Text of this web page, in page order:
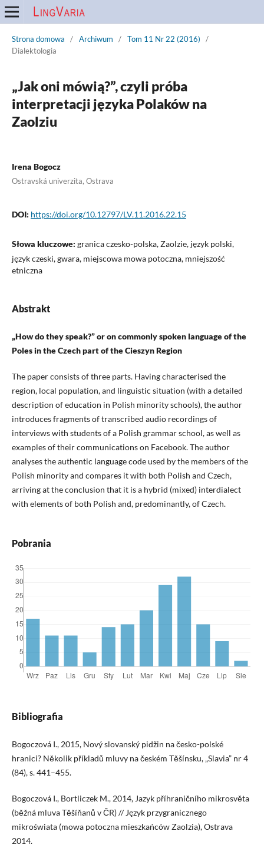
Strona domowa / Archiwum / Tom 11 Nr 22 (2016)
/
Dialektologia
„Jak oni mówią?”, czyli próba
interpretacji języka Polaków na
Zaolziu
Irena Bogocz
Ostravská univerzita, Ostrava
DOI: https://doi.org/10.12797/LV.11.2016.22.15
Słowa kluczowe: granica czesko-polska, Zaolzie, język polski,
język czeski, gwara, miejscowa mowa potoczna, mniejszość
etniczna
Abstrakt
„How do they speak?” or on commonly spoken language of the
Poles in the Czech part of the Cieszyn Region
The paper consists of three parts. Having characterised the
region, local population, and linguistic situation (with a detailed
description of education in Polish minority schools), the author
introduces fragments of transcribed audio recordings of
interviews with students of a Polish grammar school, as well as
examples of their communications on Facebook. The author
analyses the authentic language code used by the members of the
Polish minority and compares it with both Polish and Czech,
arriving at the conclusion that it is a hybrid (mixed) interdialect
with elements of both Polish and, predominantly, of Czech.
Pobrania
Bibliografia
Bogoczová I., 2015, Nový slovanský pidžin na česko-polské
hranici? Několik příkladů mluvy na českém Těšínsku, „Slavia” nr 4
(84), s. 441–455.
Bogoczová I., Bortliczek M., 2014, Jazyk příhraničního mikrosvěta
(běžná mluva Těšíňanů v ČR) // Język przygranicznego
mikroświata (mowa potoczna mieszkańców Zaolzia), Ostrava
2014.